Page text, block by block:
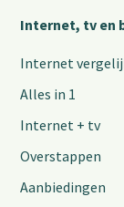
Internet, tv en
Internet
Alles in 1
Internet + tv
Overstappen
Aanbiedingen